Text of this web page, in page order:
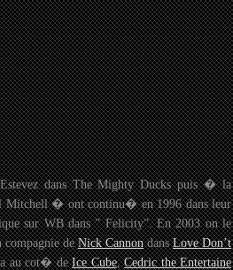
dans The Mighty Ducks puis � la
� ont continu� en 1996 dans leur
sur WB dans ” Felicity”. En 2003 on le
deNick CannondansLove Don’t
au cot� deIce Cube,Cedric the Entertaine